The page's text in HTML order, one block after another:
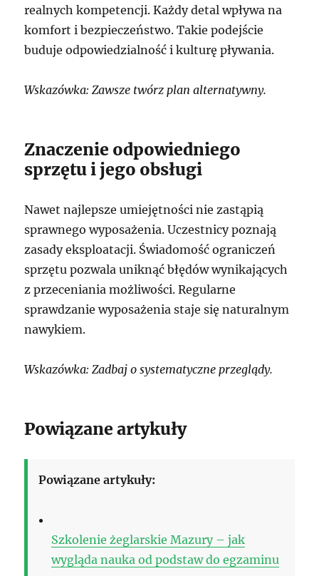
realnych kompetencji. Każdy detal wpływa na
komfort i bezpieczeństwo. Takie podejście
buduje odpowiedzialność i kulturę pływania.
Wskazówka: Zawsze twórz plan alternatywny.
Znaczenie odpowiedniego
sprzętu i jego obsługi
Nawet najlepsze umiejętności nie zastąpią
sprawnego wyposażenia. Uczestnicy poznają
zasady eksploatacji. Świadomość ograniczeń
sprzętu pozwala uniknąć błędów wynikających
z przeceniania możliwości. Regularne
sprawdzanie wyposażenia staje się naturalnym
nawykiem.
Wskazówka: Zadbaj o systematyczne przeglądy.
Powiązane artykuły
Powiązane artykuły:
Szkolenie żeglarskie Mazury – jak
wygląda nauka od podstaw do egzaminu